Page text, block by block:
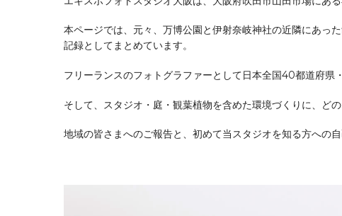
本ページでは、元々、万博公園と伊射奈岐神社の近隣にあっ
記録としてまとめています。
フリーランスのフォトグラファーとして日本全国40都道府県
そして、スタジオ・庭・観葉植物を含めた環境づくりに、ど
地域の皆さまへのご報告と、初めて当スタジオを知る方への